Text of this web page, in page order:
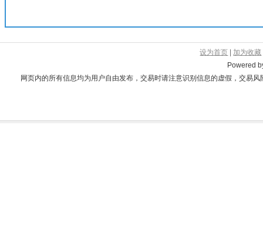
设为首页 加为收藏
Powered
网页内的所有信息均为用户自由发布，交易时请注意识别信息的虚假，交易